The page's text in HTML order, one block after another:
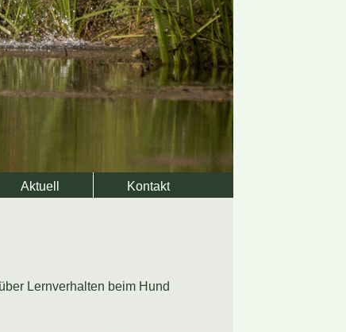
Aktuell Kontakt
Lernverhalten beim Hund